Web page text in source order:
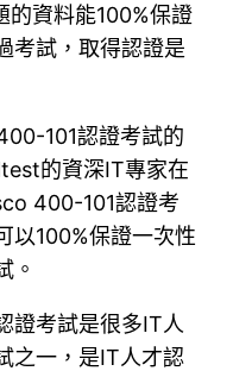
的資料能100%保證
考試，取得認證是
101認證考試的
的資深IT專家在
400-101認證考
以100%保證一次性
。
證考試是很多IT人
之一，是IT人才認